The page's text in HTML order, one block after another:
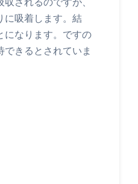
に吸着します。結
になります。ですの
きるとされていま